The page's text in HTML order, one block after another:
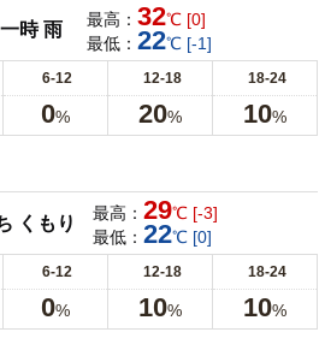
時 雨 最高： 32℃ [0]
最低： 22℃ [-1]
6-12 12-18 18-24
0% 20% 10%
くもり 最高： 29℃ [-3]
最低： 22℃ [0]
6-12 12-18 18-24
0% 10% 10%